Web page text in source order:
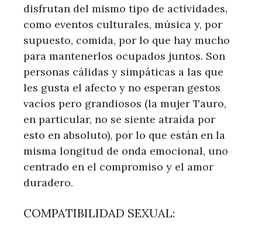
disfrutan del mismo tipo de actividades,
como eventos culturales, música y, por
supuesto, comida, por lo que hay mucho
para mantenerlos ocupados juntos. Son
personas cálidas y simpáticas a las que
les gusta el afecto y no esperan gestos
vacíos pero grandiosos (la mujer Tauro,
en particular, no se siente atraída por
esto en absoluto), por lo que están en la
misma longitud de onda emocional, uno
centrado en el compromiso y el amor
duradero.
COMPATIBILIDAD SEXUAL: